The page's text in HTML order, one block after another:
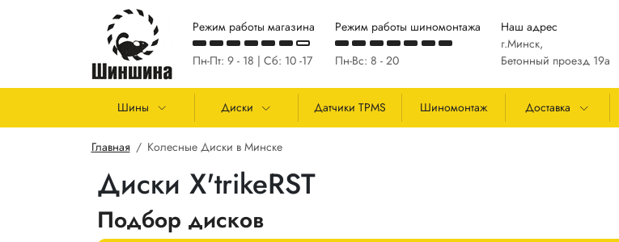
Перейти к основному содержанию
Режим работы магазина
Пн-Пт: 9 - 18 | Сб: 10 -17
Режим работы шиномонтажа
Пн-Вс: 8 - 20
Наш адрес
г.Минск,
Бетонный проезд 19а
Основная навигация
Шины Диски Датчики TPMS Шиномонтаж Доставка
Строка навигации
Главная Колесные Диски в Минске
Диски X'trikeRST
Подбор дисков